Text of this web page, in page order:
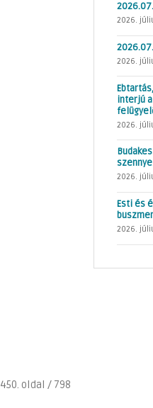
450. oldal / 798
2026.
2026.
interjú
2026.
2026.
Esti és
2026.